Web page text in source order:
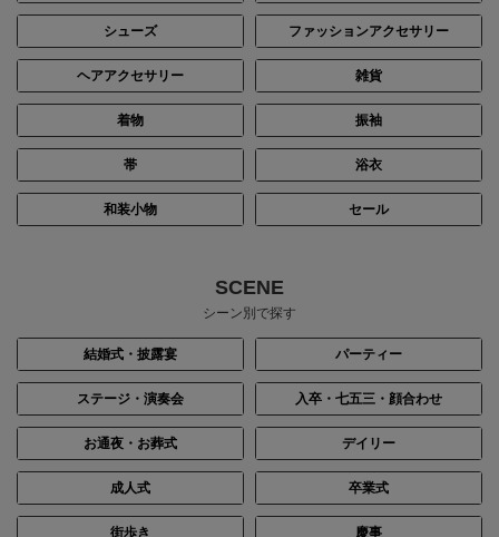
身長：163cm 身長：163cm
シューズ ファッションアクセサリー
ヘアアクセサリー 雑貨
着物 振袖
帯 浴衣
和装小物 セール
SCENE
シーン別で探す
結婚式・披露宴 パーティー
ステージ・演奏会 入卒・七五三・顔合わせ
お通夜・お葬式 デイリー
成人式 卒業式
街歩き 慶事